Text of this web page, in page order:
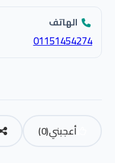
الهاتف
01151454274
أعجبني(
0
)